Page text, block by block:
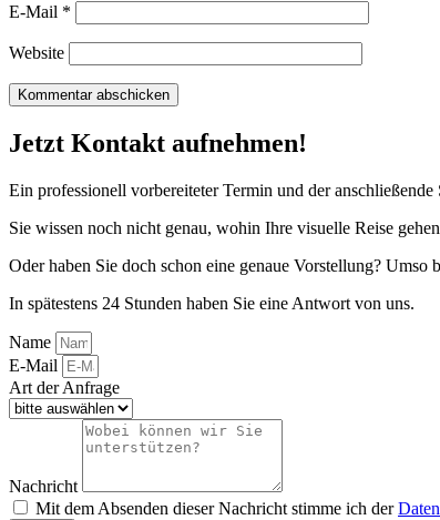
E-Mail *
Website
Jetzt Kontakt aufnehmen!
Ein professionell vorbereiteter Termin und der
Sie wissen noch nicht genau, wohin Ihre visuelle Reise
Oder haben Sie doch schon eine genaue Vorstellung? Umso
In spätestens 24 Stunden haben Sie eine Antwort von uns.
Name
E-Mail
Art der Anfrage
Nachricht
Mit dem Absenden dieser Nachricht stimme ich der